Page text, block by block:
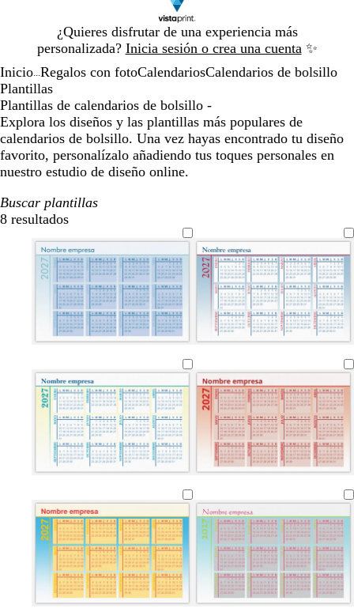
¿Quieres disfrutar de una experiencia más
personalizada? Inicia sesión o crea una cuenta ✨
1
Inicio Regalos con fotoCalendariosCalendarios de bolsillo
Plantillas
Plantillas de calendarios de bolsillo -
Explora los diseños y las plantillas más populares de
calendarios de bolsillo. Una vez hayas encontrado tu diseño
favorito, personalízalo añadiendo tus toques personales en
nuestro estudio de diseño online.
Buscar plantillas
8 resultados
Filtros